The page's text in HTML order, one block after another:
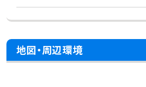
地図・周辺環境